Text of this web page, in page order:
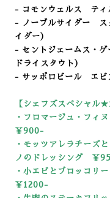
- コモンウェルス ティ
- ノーブルサイダー ス
イダー）
- セントジェームス・
ドライスタウト）
- サッポロビール エビ
【シェフズスペシャル
・フロマージュ・フィ
￥900-
・モッツアレラチーズ
ノのドレッシング ￥
・小エビとブロッコリ
￥1200-